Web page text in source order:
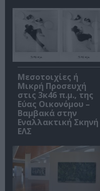
Μεσοτοιχίες ή
Μικρή Προσευχή
στις 3κ46 π.μ., της
Εύας Οικονόμου –
Βαμβακά στην
Εναλλακτική Σκηνή
ΕΛΣ